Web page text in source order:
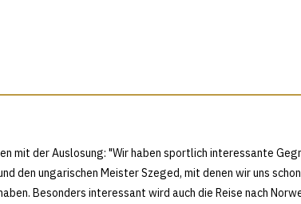
mit der Auslosung: "Wir haben sportlich interessante
den ungarischen Meister Szeged, mit denen wir uns
Besonders interessant wird auch die Reise nach